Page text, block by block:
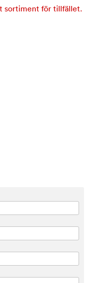
sortiment för tillfället.